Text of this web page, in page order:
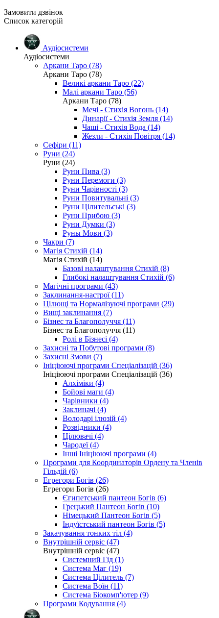
Замовити дзвінок
Список категорій
Аудіосистеми
Аудіосистеми
Аркани Таро (78)
Аркани Таро (78)
Великі аркани Таро (22)
Малі аркани Таро (56)
Аркани Таро (78)
Мечі - Стихія Вогонь (14)
Динарії - Стихія Земля (14)
Чаші - Стихія Вода (14)
Жезли - Стихія Повітря (14)
Сефіри (11)
Руни (24)
Руни (24)
Руни Пива (3)
Руни Перемоги (3)
Руни Чарівності (3)
Руни Повитувальні (3)
Руни Цілительські (3)
Руни Прибою (3)
Руни Думки (3)
Руны Мови (3)
Чакри (7)
Магія Стихій (14)
Магія Стихій (14)
Базові налаштування Стихій (8)
Глибокі налаштування Стихій (6)
Магічні програми (43)
Заклинання-настрої (11)
Цілющі та Нормалізуючі програми (29)
Вищі заклинання (7)
Бізнес та Благополуччя (11)
Бізнес та Благополуччя (11)
Ролі в Бізнесі (4)
Захисні та Побутові програми (8)
Захисні Змови (7)
Ініціюючі програми Спеціалізацій (36)
Ініціюючі програми Спеціалізацій (36)
Алхіміки (4)
Бойові маги (4)
Чарівники (4)
Заклиначі (4)
Володарі ілюзій (4)
Розвідники (4)
Цілювачі (4)
Чародеї (4)
Інші Ініціюючі програми (4)
Програми для Координаторів Ордену та Членів
Гільдій (6)
Егрегори Богів (26)
Егрегори Богів (26)
Єгипетський пантеон Богів (6)
Грецький Пантеон Богів (10)
Німецький Пантеон Богів (5)
Індуїстський пантеон Богів (5)
Закачування тонких тіл (4)
Внутрішній сервіс (47)
Внутрішній сервіс (47)
Системний Гід (1)
Система Маг (19)
Система Цілитель (7)
Система Воїн (11)
Система Біокомп'ютер (9)
Програми Кодування (4)